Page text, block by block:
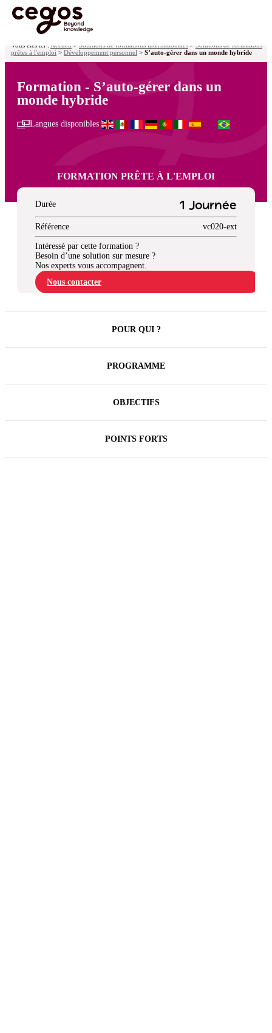
Vous êtes ici : Accueil > Solutions de formations internationales > Solutions de formations
prêtes à l'emploi > Développement personnel > S’auto-gérer dans un monde hybride
Formation - S’auto-gérer dans un
monde hybride
Langues disponibles
FORMATION PRÊTE À L'EMPLOI
Durée 1 Journée
Référence vc020-ext
Intéressé par cette formation ?
Besoin d’une solution sur mesure ?
Nos experts vous accompagnent.
Nous contacter
POUR QUI ?
PROGRAMME
OBJECTIFS
POINTS FORTS